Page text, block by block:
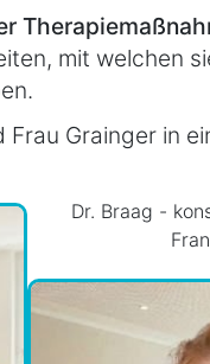
mit welchen
Grainger in
Dr. Braag -